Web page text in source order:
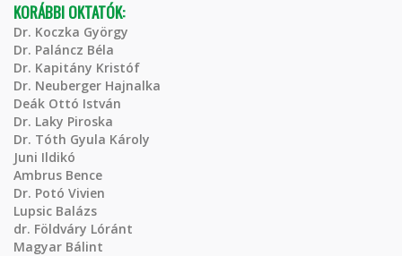
KORÁBBI OKTATÓK:
Dr. Koczka György
Dr. Paláncz Béla
Dr. Kapitány Kristóf
Dr. Neuberger Hajnalka
Deák Ottó István
Dr. Laky Piroska
Dr. Tóth Gyula Károly
Juni Ildikó
Ambrus Bence
Dr. Potó Vivien
Lupsic Balázs
dr. Földváry Lóránt
Magyar Bálint